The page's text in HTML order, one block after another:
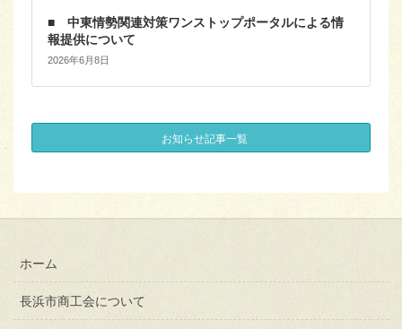
■ 中東情勢関連対策ワンストップポータルによる情
報提供について
2026年6月8日
お知らせ記事一覧
ホーム
長浜市商工会について